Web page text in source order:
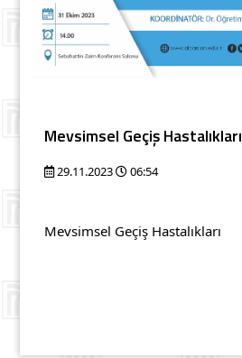
Mevsimsel Geçiş Hastalıkları
29.11.2023 06:54
Mevsimsel Geçiş Hastalıkları